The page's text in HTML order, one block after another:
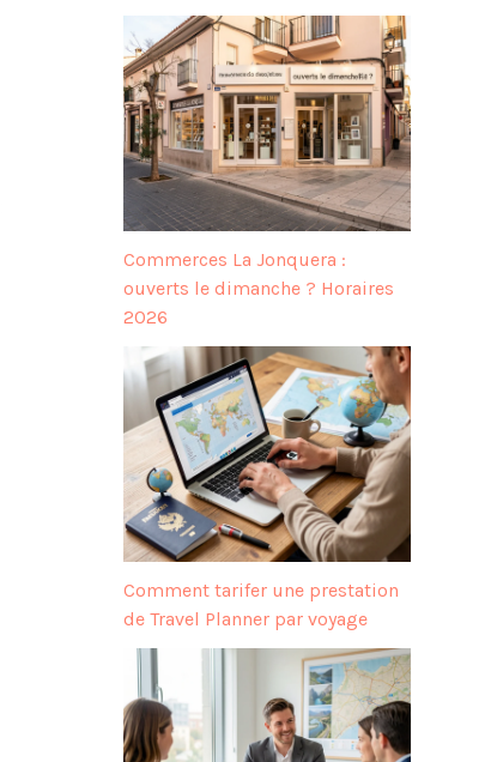
Commerces La Jonquera :
ouverts le dimanche ? Horaires
2026
Comment tarifer une prestation
de Travel Planner par voyage